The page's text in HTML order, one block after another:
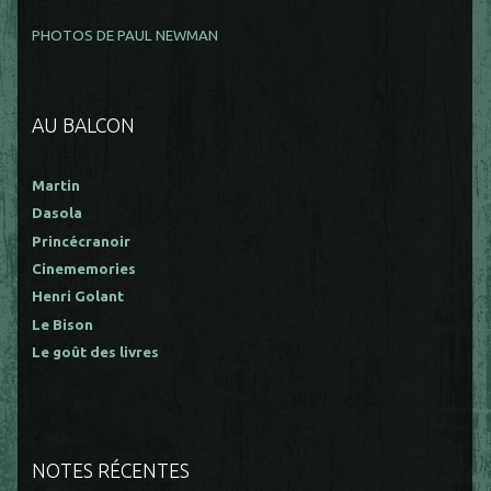
PHOTOS DE PAUL NEWMAN
AU BALCON
Martin
Dasola
Princécranoir
Cinememories
Henri Golant
Le Bison
Le goût des livres
NOTES RÉCENTES